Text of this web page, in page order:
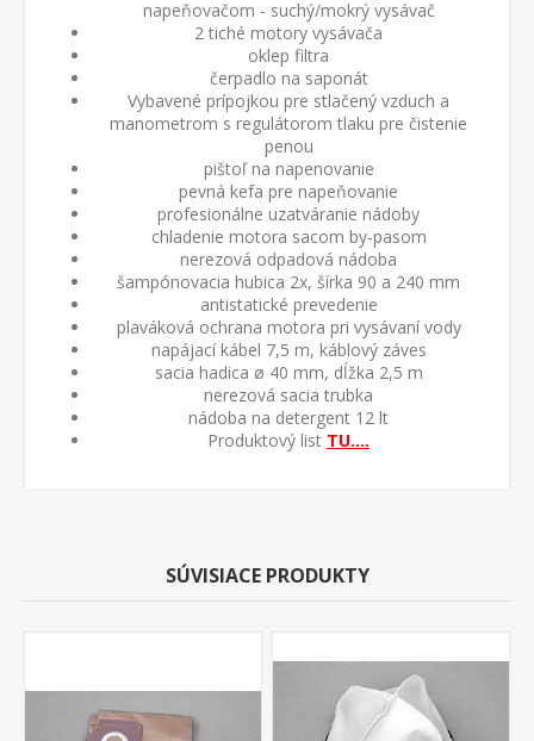
napeňovačom - suchý/mokrý vysávač
2 tiché motory vysávača
oklep filtra
čerpadlo na saponát
Vybavené prípojkou pre stlačený vzduch a
manometrom s regulátorom tlaku pre čistenie
penou
pištoľ na napenovanie
pevná kefa pre napeňovanie
profesionálne uzatváranie nádoby
chladenie motora sacom by-pasom
nerezová odpadová nádoba
šampónovacia hubica 2x, šírka 90 a 240 mm
antistatické prevedenie
plaváková ochrana motora pri vysávaní vody
napájací kábel 7,5 m, káblový záves
sacia hadica ø 40 mm, dĺžka 2,5 m
nerezová sacia trubka
nádoba na detergent 12 lt
Produktový list TU....
SÚVISIACE PRODUKTY